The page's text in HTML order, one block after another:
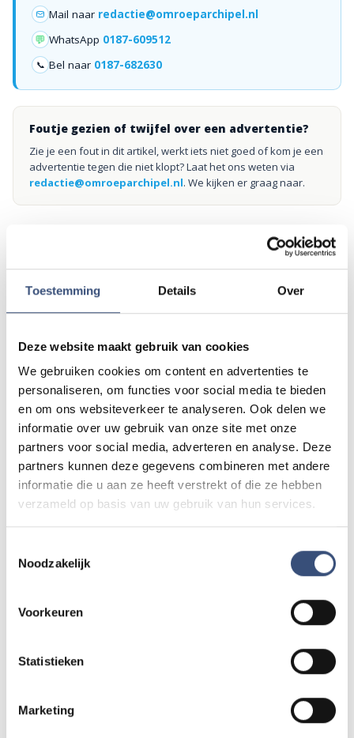
Toestemming Details Over
Deze website maakt gebruik van cookies
We gebruiken cookies om content en advertenties te
personaliseren, om functies voor social media te bieden
en om ons websiteverkeer te analyseren. Ook delen we
informatie over uw gebruik van onze site met onze
partners voor social media, adverteren en analyse. Deze
partners kunnen deze gegevens combineren met andere
informatie die u aan ze heeft verstrekt of die ze hebben
verzameld op basis van uw gebruik van hun services.
Noodzakelijk
Voorkeuren
Statistieken
Marketing
Mail naar redactie@omroeparchipel.nl
💬 WhatsApp 0187-609512
📞 Bel naar 0187-682630
Foutje gezien of twijfel over een advertentie?
Zie je een fout in dit artikel, werkt iets niet goed of kom je een
advertentie tegen die niet klopt? Laat het ons weten via
redactie@omroeparchipel.nl. We kijken er graag naar.
Andere events
11
12
AUG.
Kinderdagen bij RTM-trammuseum in
Ouddorp
📍Ouddorp 🕐10:00
13
Hippie Beach Day markt bij Houten Kaap
📍Ouddorp🕐12:00
DO
Concert met Oekraïense musici in